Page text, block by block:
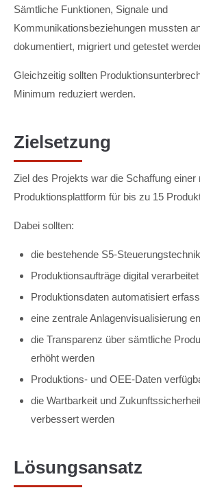
Sämtliche Funktionen, Signale und
Kommunikationsbeziehungen mussten
dokumentiert, migriert und getestet
Gleichzeitig sollten
Minimum reduziert werden.
Zielsetzung
Ziel des Projekts war die Schaffung einer
Produktionsplattform für bis zu 15
Dabei sollten:
die bestehende S5-
Produktionsaufträge digital
Produktionsdaten automatisiert
eine zentrale Anlagenvisualisierung
die Transparenz über sämtliche
erhöht werden
Produktions- und OEE-Daten
die Wartbarkeit und
verbessert werden
Lösungsansatz